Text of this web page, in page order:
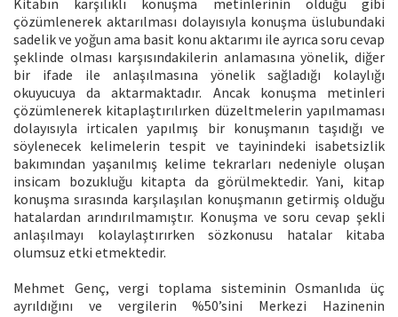
çözümlenerek aktarılması dolayısıyla konuşma üslubundaki
sadelik ve yoğun ama basit konu aktarımı ile ayrıca soru cevap
şeklinde olması karşısındakilerin anlamasına yönelik, diğer
bir ifade ile anlaşılmasına yönelik sağladığı kolaylığı
okuyucuya da aktarmaktadır. Ancak konuşma metinleri
çözümlenerek kitaplaştırılırken düzeltmelerin yapılmaması
dolayısıyla irticalen yapılmış bir konuşmanın taşıdığı ve
söylenecek kelimelerin tespit ve tayinindeki isabetsizlik
bakımından yaşanılmış kelime tekrarları nedeniyle oluşan
insicam bozukluğu kitapta da görülmektedir. Yani, kitap
konuşma sırasında karşılaşılan konuşmanın getirmiş olduğu
hatalardan arındırılmamıştır. Konuşma ve soru cevap şekli
anlaşılmayı kolaylaştırırken sözkonusu hatalar kitaba
olumsuz etki etmektedir.
Mehmet Genç, vergi toplama sisteminin Osmanlıda üç
ayrıldığını ve vergilerin %50’sini Merkezi Hazinenin